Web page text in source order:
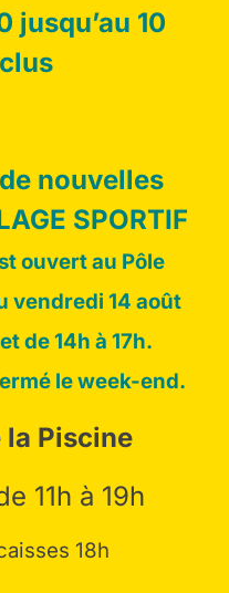
/
À partir de 6
ans
jusqu’au 10
nouvelles
SPORTIF
ouvert au Pôle
vendredi 14 août
de 14h à 17h.
le week-end.
la Piscine
11h à 19h
18h